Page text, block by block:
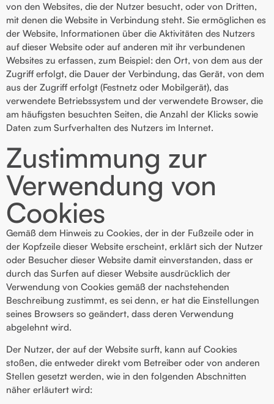
von den Websites, die der Nutzer besucht, oder von Dritten,
mit denen die Website in Verbindung steht. Sie ermöglichen es
der Website, Informationen über die Aktivitäten des Nutzers
auf dieser Website oder auf anderen mit ihr verbundenen
Websites zu erfassen, zum Beispiel: den Ort, von dem aus der
Zugriff erfolgt, die Dauer der Verbindung, das Gerät, von dem
aus der Zugriff erfolgt (Festnetz oder Mobilgerät), das
verwendete Betriebssystem und der verwendete Browser, die
am häufigsten besuchten Seiten, die Anzahl der Klicks sowie
Daten zum Surfverhalten des Nutzers im Internet.
Zustimmung zur
Verwendung von
Cookies
Gemäß dem Hinweis zu Cookies, der in der Fußzeile oder in
der Kopfzeile dieser Website erscheint, erklärt sich der Nutzer
oder Besucher dieser Website damit einverstanden, dass er
durch das Surfen auf dieser Website ausdrücklich der
Verwendung von Cookies gemäß der nachstehenden
Beschreibung zustimmt, es sei denn, er hat die Einstellungen
seines Browsers so geändert, dass deren Verwendung
abgelehnt wird.
Der Nutzer, der auf der Website surft, kann auf Cookies
stoßen, die entweder direkt vom Betreiber oder von anderen
Stellen gesetzt werden, wie in den folgenden Abschnitten
näher erläutert wird: